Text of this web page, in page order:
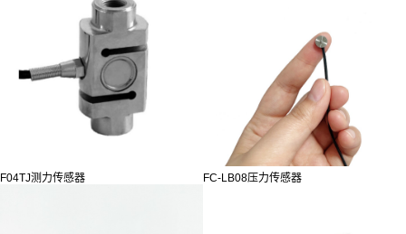
F04TJ测力传感器 FC-LB08压力传感器